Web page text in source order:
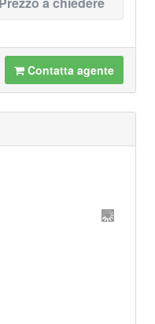
Contatta agente